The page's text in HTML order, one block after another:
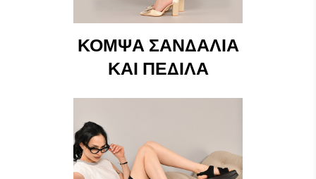
ΚΟΜΨΆ ΣΑΝΔΆΛΙΑ
ΚΑΙ ΠΈΔΙΛΑ